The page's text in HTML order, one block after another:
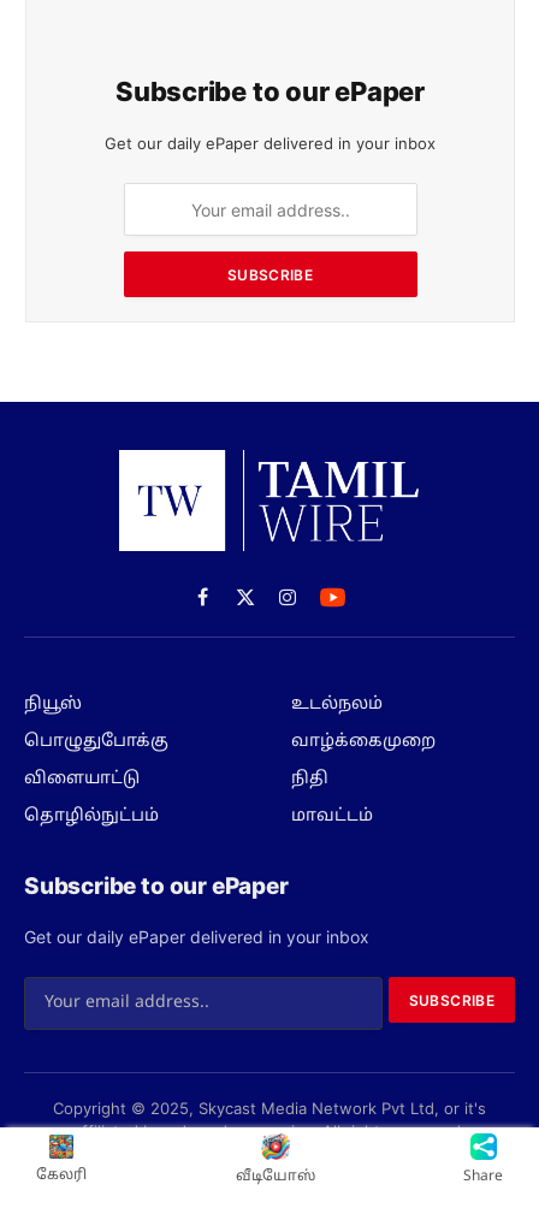
Subscribe to our ePaper
Get our daily ePaper delivered in your inbox
SUBSCRIBE
Facebook
X
(Twitter)
Instagram
நியூஸ்
பொழுதுபோக்கு
விளையாட்டு
தொழில்நுட்பம்
உடல்நலம்
வாழ்க்கைமுறை
நிதி
மாவட்டம்
Subscribe to our ePaper
Get our daily ePaper delivered in your inbox
SUBSCRIBE
Copyright © 2025, Skycast Media Network Pvt Ltd, or it's
affiliated brands and companies. All rights reserved.
Privacy Policy Terms About us Contact us
கேலரி வீடியோஸ் Share